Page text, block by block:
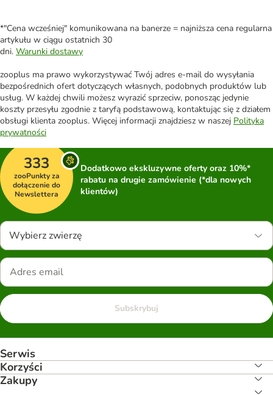
*"Cena wcześniej" komunikowana na banerze = najniższa cena regularna
artykułu w ciągu ostatnich 30
dni. Warunki dostawy
zooplus ma prawo wykorzystywać Twój adres e-mail do wysyłania
bezpośrednich ofert dotyczących własnych, podobnych produktów lub
usług. W każdej chwili możesz wyrazić sprzeciw, ponosząc jedynie
koszty przesyłu zgodnie z taryfą podstawową, kontaktując się z działem
obsługi klienta zooplus. Więcej informacji znajdziesz w naszej Polityka
prywatności
333
zooPunkty za
dołączenie do
Newslettera
Dodatkowo ekskluzywne oferty oraz 10%*
rabatu na drugie zamówienie (*dla nowych
klientów)
Wybierz zwierzę
Subskrybuj
Serwis
Korzyści
Zakupy